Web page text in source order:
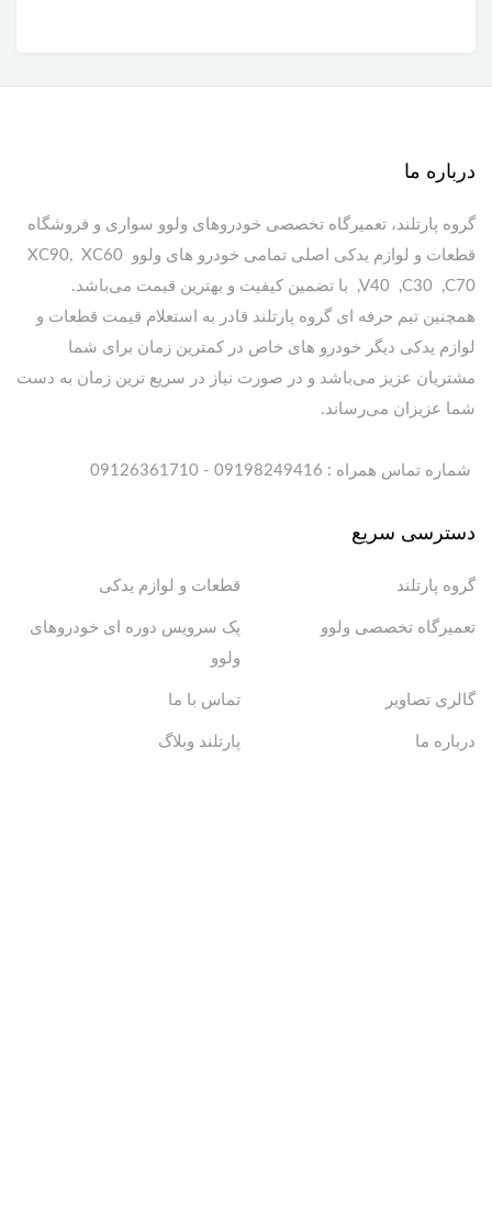
درباره ما
گروه پارتلند، تعمیرگاه تخصصی خودروهای ولوو سواری و فروشگاه
قطعات و لوازم یدکی اصلی تمامی خودرو های ولوو XC90, XC60
,V40 ,C30 ,C70 با تضمین کیفیت و بهترین قیمت می‌باشد.
همچنین تیم حرفه ای گروه پارتلند قادر به استعلام قیمت قطعات و
لوازم یدکی دیگر خودرو های خاص در کمترین زمان برای شما
مشتریان عزیز می‌باشد و در صورت نیاز در سریع ترین زمان به دست
شما عزیزان می‌رساند.
شماره تماس همراه : 09198249416 - 09126361710
دسترسی سریع
گروه پارتلند قطعات و لوازم یدکی
تعمیرگاه تخصصی ولوو
پک سرویس دوره ای خودروهای
ولوو
گالری تصاویر تماس با ما
درباره ما پارتلند وبلاگ